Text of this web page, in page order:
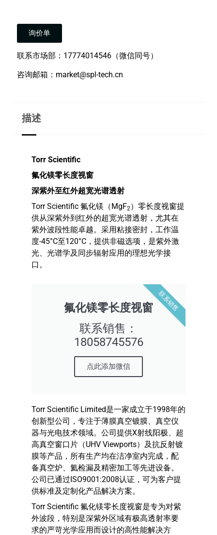
询价单
联系市场部：17774014546（微信同号）
咨询邮箱：market@spl-tech.cn
描述
Torr Scientific
氟化镁零长度视窗
深紫外至红外超宽光谱透射
Torr Scientific 氟化镁（MgF2）零长度视窗提
供从深紫外到红外的超宽光谱透射，尤其在
紫外波段性能卓越。采用粘接密封，工作温
度-45°C至120°C，提供非磁选项，是紫外激
光、光谱学及同步辐射应用的理想光学接
口。
氟化镁零长度视窗
联系销售：
18058745576
点此添加微信
联系销售
Torr Scientific Limited是一家成立于1998年的
创新型公司，专注于薄膜真空镀膜、真空仪
器与光电技术领域。公司提供X射线阳极、超
高真空窗口片（UHV Viewports）及抗反射镀
膜等产品，所有生产均在洁净室内完成，配
备真空炉、氦检漏及精密加工等先进设备。
公司已通过ISO9001:2008认证，可为客户提
供标准及定制化产品解决方案。
Torr Scientific 氟化镁零长度视窗是专为对紫
外波段，特别是深紫外区域有极高透射率要
求的严苛光学应用而设计的高性能解决方